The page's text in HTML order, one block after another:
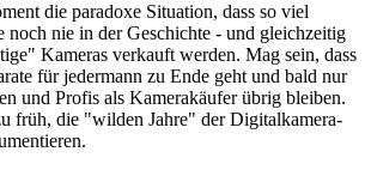
die paradoxe Situation, dass so viel
nie in der Geschichte - und gleichzeitig
Kameras verkauft werden. Mag sein, dass
für jedermann zu Ende geht und bald nur
und Profis als Kamerakäufer übrig bleiben.
früh, die "wilden Jahre" der Digitalkamera-